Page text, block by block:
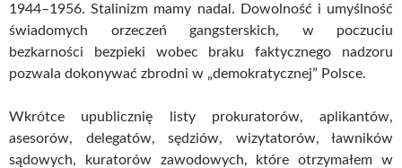
1944–1956. Stalinizm mamy nadal. Dowolność i umyślność
świadomych orzeczeń gangsterskich, w poczuciu
bezkarności bezpieki wobec braku faktycznego nadzoru
pozwala dokonywać zbrodni w „demokratycznej” Polsce.
Wkrótce upublicznię listy prokuratorów, aplikantów,
asesorów, delegatów, sędziów, wizytatorów, ławników
sądowych, kuratorów zawodowych, które otrzymałem w